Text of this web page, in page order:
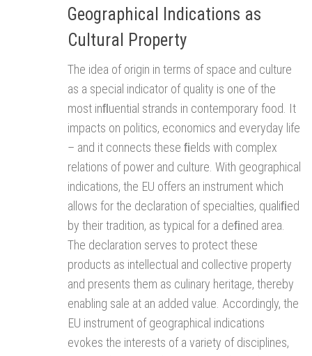
Geographical Indications as
Cultural Property
The idea of origin in terms of space and culture
as a special indicator of quality is one of the
most inﬂuential strands in contemporary food. It
impacts on politics, economics and everyday life
– and it connects these ﬁelds with complex
relations of power and culture. With geographical
indications, the EU offers an instrument which
allows for the declaration of specialties, qualiﬁed
by their tradition, as typical for a deﬁned area.
The declaration serves to protect these
products as intellectual and collective property
and presents them as culinary heritage, thereby
enabling sale at an added value. Accordingly, the
EU instrument of geographical indications
evokes the interests of a variety of disciplines,